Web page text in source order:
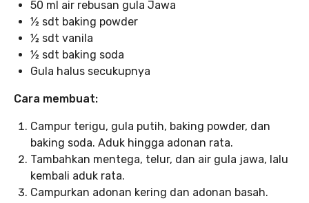
50 ml air rebusan gula Jawa
½ sdt baking powder
½ sdt vanila
½ sdt baking soda
Gula halus secukupnya
Cara membuat:
Campur terigu, gula putih, baking powder, dan
baking soda. Aduk hingga adonan rata.
Tambahkan mentega, telur, dan air gula jawa, lalu
kembali aduk rata.
Campurkan adonan kering dan adonan basah.